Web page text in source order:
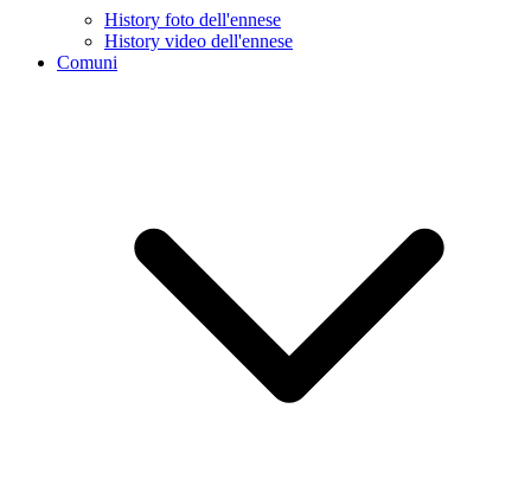
History foto dell'ennese
History video dell'ennese
Comuni